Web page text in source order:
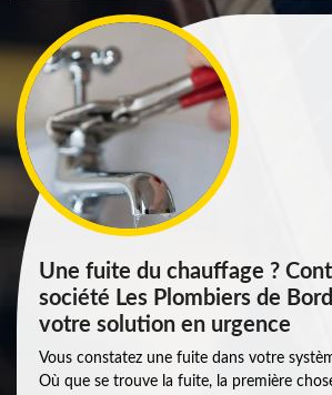
Une fuite du chauffage ?
société Les Plombiers de
votre solution en urgence
Vous constatez une fuite dans votre
Où que se trouve la fuite, la première